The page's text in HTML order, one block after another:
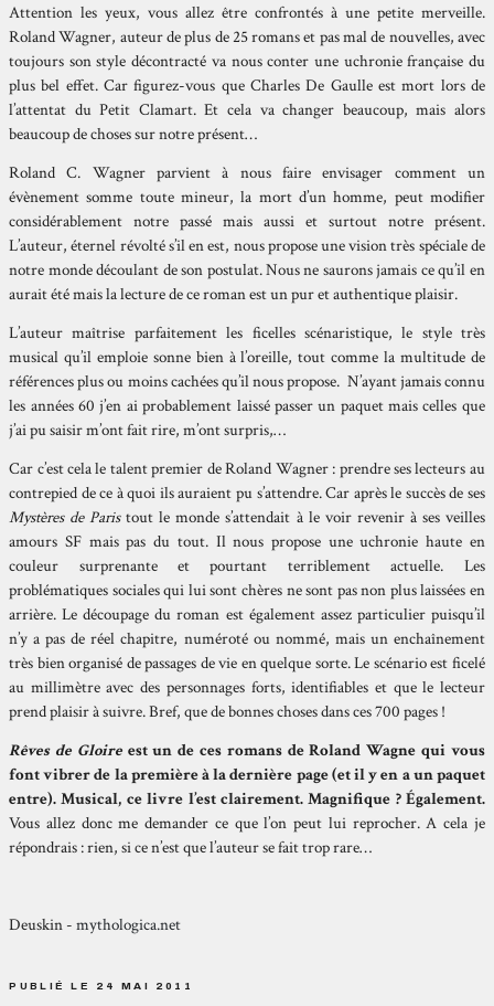
Attention les yeux, vous allez être confrontés à une petite merveille.
Roland Wagner, auteur de plus de 25 romans et pas mal de nouvelles, avec
toujours son style décontracté va nous conter une uchronie française du
plus bel effet. Car figurez-vous que Charles De Gaulle est mort lors de
l’attentat du Petit Clamart. Et cela va changer beaucoup, mais alors
beaucoup de choses sur notre présent…
Roland C. Wagner parvient à nous faire envisager comment un
évènement somme toute mineur, la mort d’un homme, peut modifier
considérablement notre passé mais aussi et surtout notre présent.
L’auteur, éternel révolté s’il en est, nous propose une vision très spéciale de
notre monde découlant de son postulat. Nous ne saurons jamais ce qu’il en
aurait été mais la lecture de ce roman est un pur et authentique plaisir.
L’auteur maîtrise parfaitement les ficelles scénaristique, le style très
musical qu’il emploie sonne bien à l’oreille, tout comme la multitude de
références plus ou moins cachées qu’il nous propose. N’ayant jamais connu
les années 60 j’en ai probablement laissé passer un paquet mais celles que
j’ai pu saisir m’ont fait rire, m’ont surpris,…
Car c’est cela le talent premier de Roland Wagner : prendre ses lecteurs au
contrepied de ce à quoi ils auraient pu s’attendre. Car après le succès de ses
Mystères de Paristout le monde s’attendait à le voir revenir à ses veilles
amours SF mais pas du tout. Il nous propose une uchronie haute en
couleur surprenante et pourtant terriblement actuelle. Les
problématiques sociales qui lui sont chères ne sont pas non plus laissées en
arrière. Le découpage du roman est également assez particulier puisqu’il
n’y a pas de réel chapitre, numéroté ou nommé, mais un enchaînement
très bien organisé de passages de vie en quelque sorte. Le scénario est ficelé
au millimètre avec des personnages forts, identifiables et que le lecteur
prend plaisir à suivre. Bref, que de bonnes choses dans ces 700 pages !
Rêves de Gloireest un de ces romans de Roland Wagne qui vous
font vibrer de la première à la dernière page (et il y en a un paquet
entre). Musical, ce livre l’est clairement. Magnifique ? Également.
Vous allez donc me demander ce que l’on peut lui reprocher. A cela je
répondrais : rien, si ce n’est que l’auteur se fait trop rare…
Deuskin -mythologica.net
PUBLIÉ LE 24 MAI 2011